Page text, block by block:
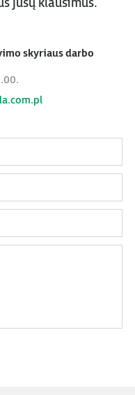
jūsų klausimus.
skyriaus darbo